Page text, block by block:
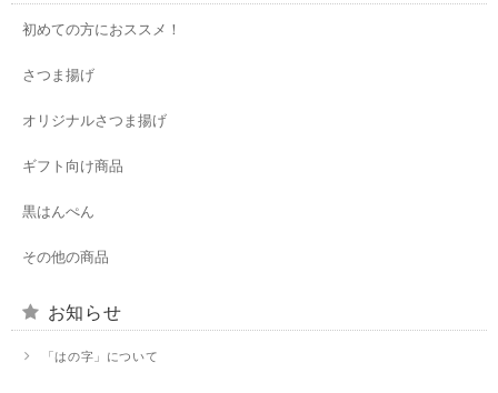
初めての方におススメ！
さつま揚げ
オリジナルさつま揚げ
ギフト向け商品
黒はんぺん
その他の商品
お知らせ
「はの字」について